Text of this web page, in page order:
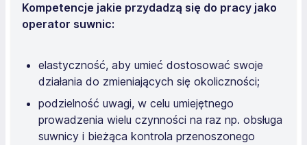
Kompetencje jakie przydadzą się do pracy jako
operator suwnic:
elastyczność, aby umieć dostosować swoje
działania do zmieniających się okoliczności;
podzielność uwagi, w celu umiejętnego
prowadzenia wielu czynności na raz np. obsługa
suwnicy i bieżąca kontrola przenoszonego